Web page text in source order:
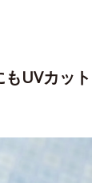
UVカット